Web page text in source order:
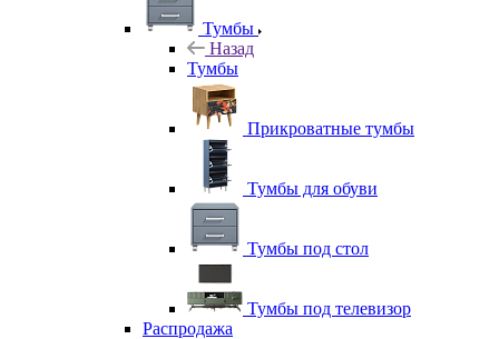
Тумбы
Назад
Тумбы
Прикроватные тумбы
Тумбы для обуви
Тумбы под стол
Тумбы под телевизор
Распродажа